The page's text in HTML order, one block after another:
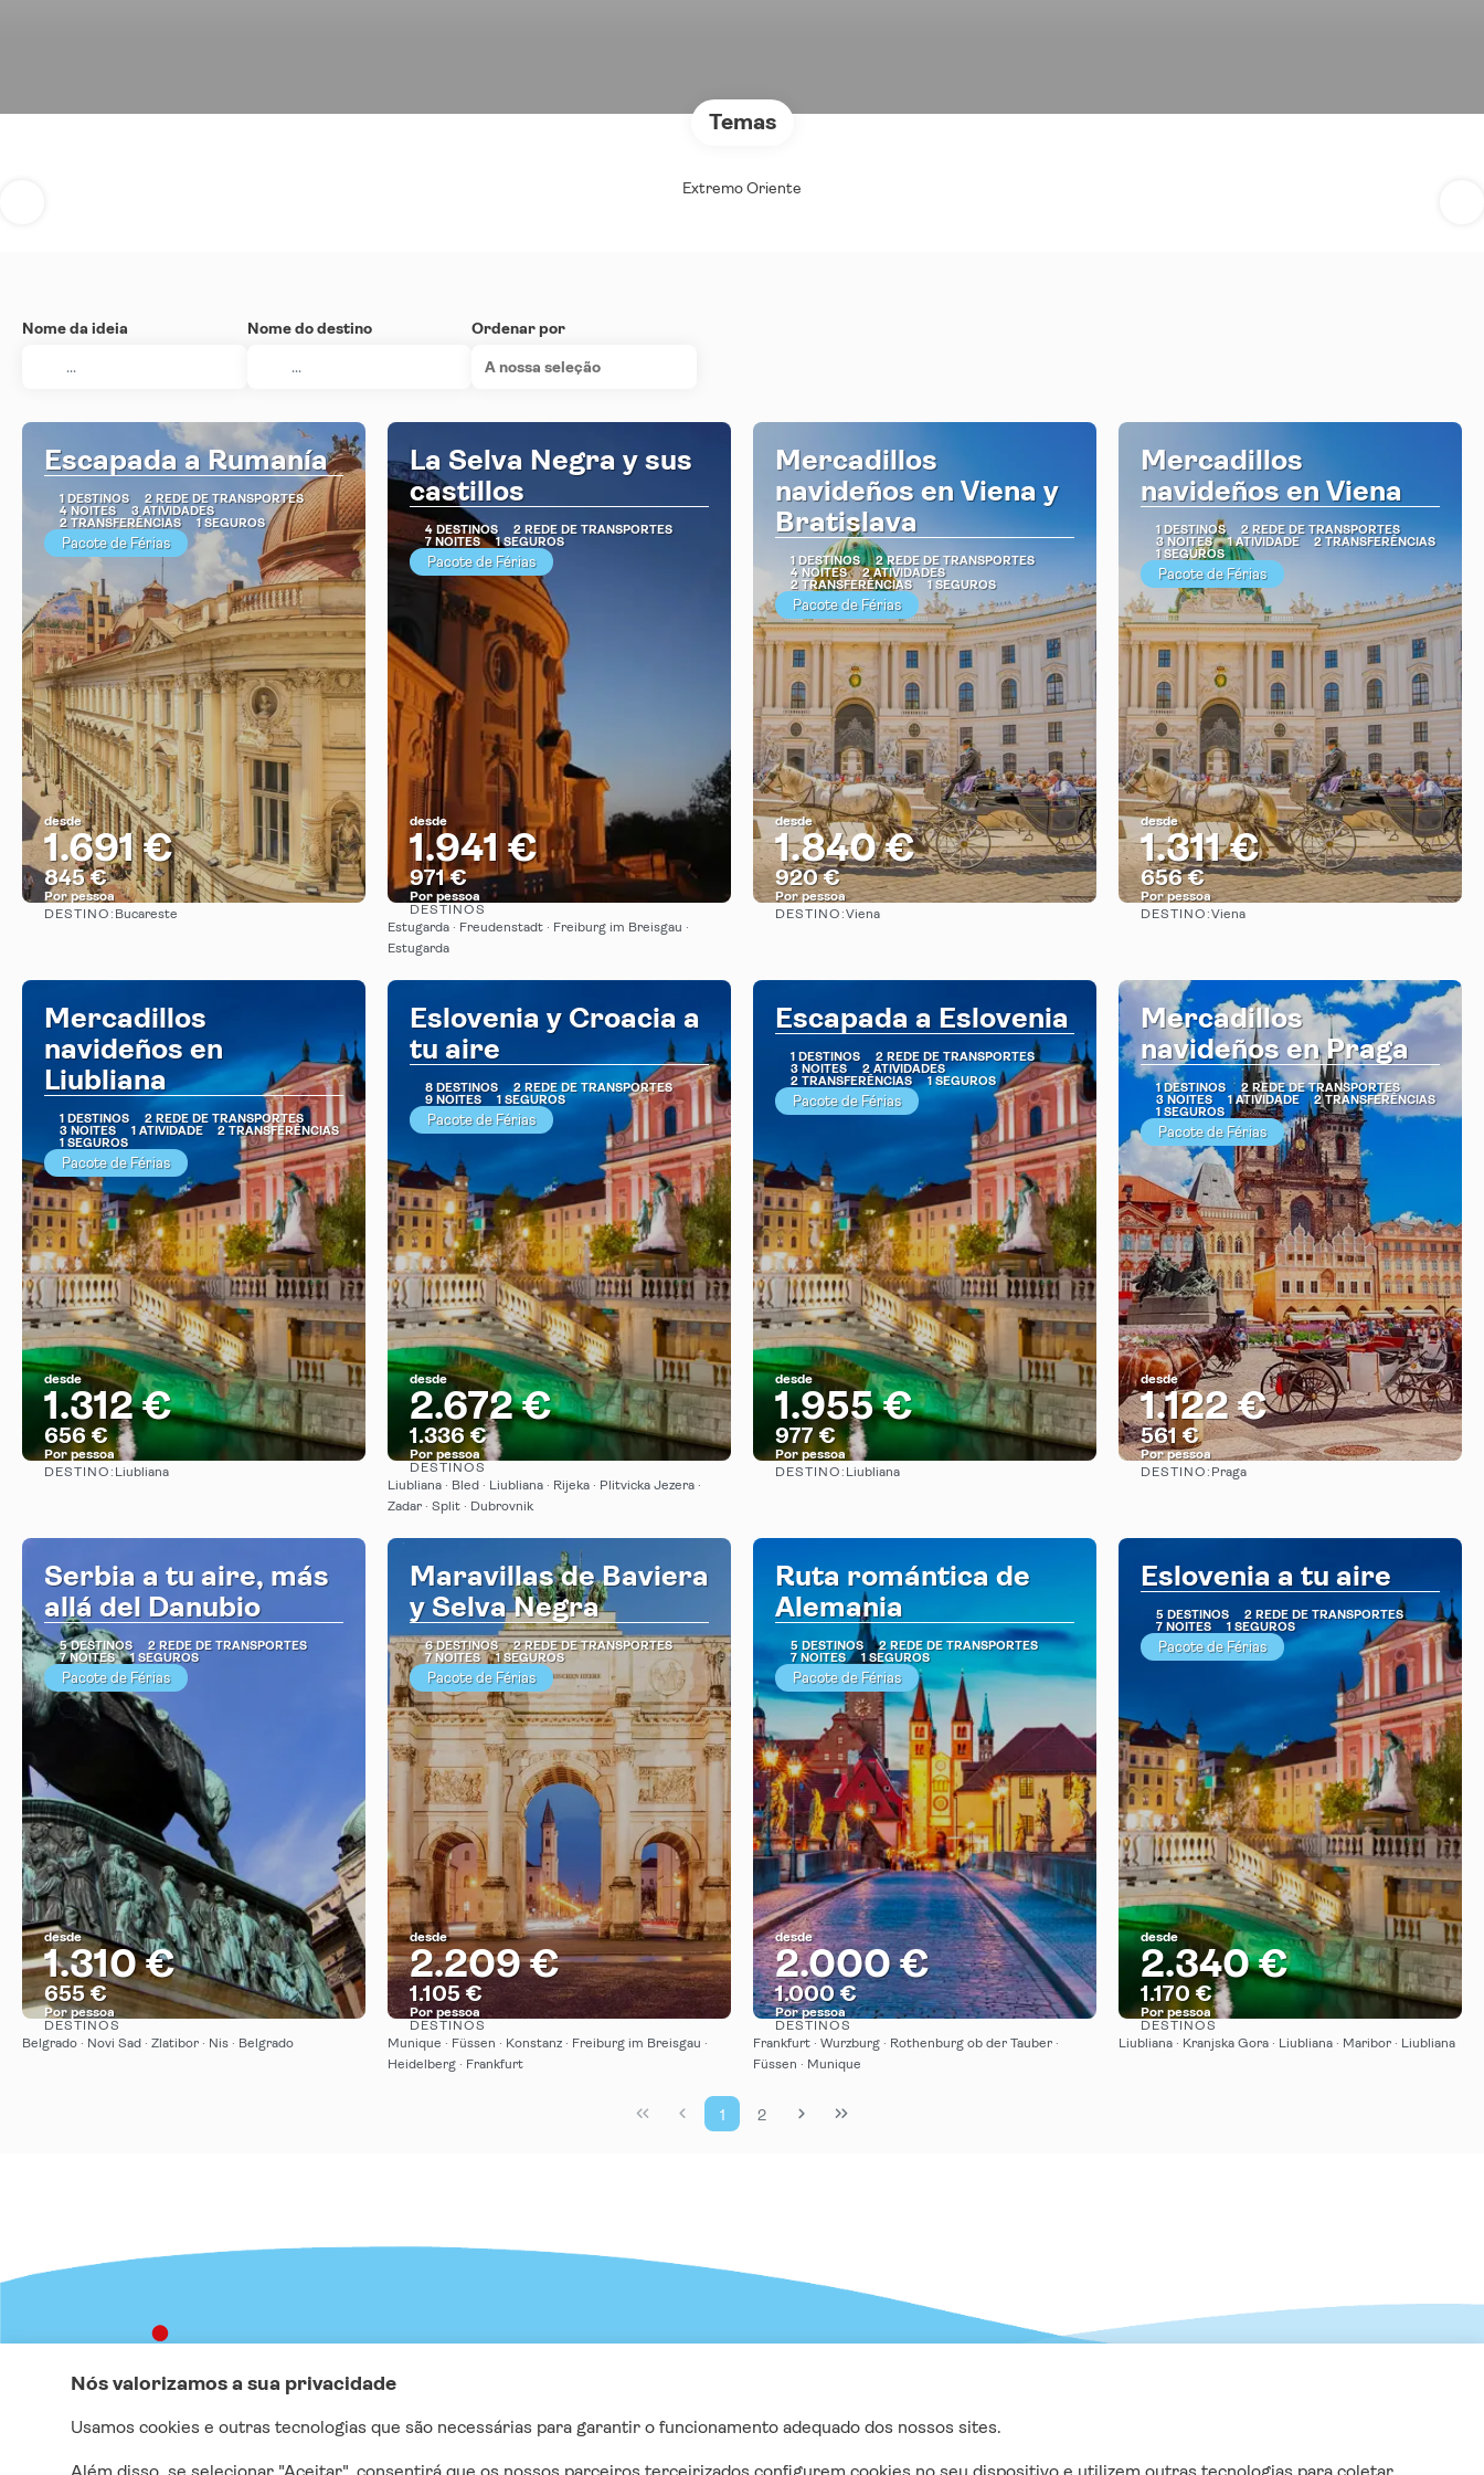
Temas
Extremo Oriente
Nome da ideia Nome do destino Ordenar por
A nossa seleção
Escapada a Rumanía
1 DESTINOS
2 REDE DE TRANSPORTES
4 NOITES
3 ATIVIDADES
2 TRANSFERÊNCIAS
1 SEGUROS
Pacote de Férias
desde
1.691 €
845 €
Por pessoa
DESTINO: Bucareste
La Selva Negra y sus
castillos
4 DESTINOS
2 REDE DE TRANSPORTES
7 NOITES
1 SEGUROS
Pacote de Férias
desde
1.941 €
971 €
Por pessoa
Vejo
DESTINOS
Estugarda · Freudenstadt · Freiburg im Breisgau ·
Estugarda
Mercadillos
navideños en Viena y
Bratislava
1 DESTINOS
2 REDE DE TRANSPORTES
4 NOITES
2 ATIVIDADES
2 TRANSFERÊNCIAS
1 SEGUROS
Pacote de Férias
desde
1.840 €
920 €
Por pessoa
DESTINO:Viena
Mercadillos
navideños en Viena
1 DESTINOS
2 REDE DE TRANSPORTES
3 NOITES
1 ATIVIDADE
2 TRANSFERÊNCIAS
1 SEGUROS
Pacote de Férias
desde
1.311 €
656 €
Por pessoa
DESTINO:Viena
Mercadillos
navideños en
Liubliana
1 DESTINOS
2 REDE DE TRANSPORTES
3 NOITES
1 ATIVIDADE
2 TRANSFERÊNCIAS
1 SEGUROS
Pacote de Férias
desde
1.312 €
656 €
Por pessoa
DESTINO: Liubliana
Eslovenia y Croacia a
tu aire
8 DESTINOS
2 REDE DE TRANSPORTES
9 NOITES
1 SEGUROS
Pacote de Férias
desde
2.672 €
1.336 €
Por pessoa
Vejo
DESTINOS
Liubliana · Bled · Liubliana · Rijeka · Plitvicka Jezera ·
Zadar · Split · Dubrovnik
Escapada a Eslovenia
1 DESTINOS
2 REDE DE TRANSPORTES
3 NOITES
2 ATIVIDADES
2 TRANSFERÊNCIAS
1 SEGUROS
Pacote de Férias
desde
1.955 €
977 €
Por pessoa
DESTINO: Liubliana
Mercadillos
navideños en Praga
1 DESTINOS
2 REDE DE TRANSPORTES
3 NOITES
1 ATIVIDADE
2 TRANSFERÊNCIAS
1 SEGUROS
Pacote de Férias
desde
1.122 €
561 €
Por pessoa
DESTINO: Praga
Serbia a tu aire, más
allá del Danubio
5 DESTINOS
2 REDE DE TRANSPORTES
7 NOITES
1 SEGUROS
Pacote de Férias
desde
1.310 €
655 €
Por pessoa
Vejo
DESTINOS
Belgrado · Novi Sad · Zlatibor · Nis · Belgrado
Maravillas de Baviera
y Selva Negra
6 DESTINOS
2 REDE DE TRANSPORTES
7 NOITES
1 SEGUROS
Pacote de Férias
desde
2.209 €
1.105 €
Por pessoa
Vejo
DESTINOS
Munique · Füssen · Konstanz · Freiburg im Breisgau ·
Heidelberg · Frankfurt
Ruta romántica de
Alemania
5 DESTINOS
2 REDE DE TRANSPORTES
7 NOITES
1 SEGUROS
Pacote de Férias
desde
2.000 €
1.000 €
Por pessoa
Vejo
DESTINOS
Frankfurt · Wurzburg · Rothenburg ob der Tauber ·
Füssen · Munique
Eslovenia a tu aire
5 DESTINOS
2 REDE DE TRANSPORTES
7 NOITES
1 SEGUROS
Pacote de Férias
desde
2.340 €
1.170 €
Por pessoa
Vejo
DESTINOS
Liubliana · Kranjska Gora · Liubliana · Maribor · Liubliana
1 2
Live Happy